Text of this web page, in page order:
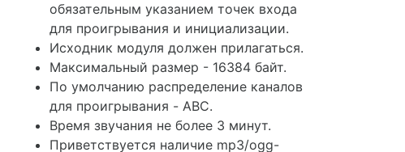
обязательным указанием точек входа
для проигрывания и инициализации.
Исходник модуля должен прилагаться.
Максимальный размер - 16384 байт.
По умолчанию распределение каналов
для проигрывания - ABC.
Время звучания не более 3 минут.
Приветствуется наличие mp3/ogg-